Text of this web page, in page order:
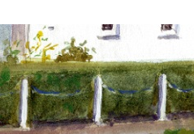
indholdet